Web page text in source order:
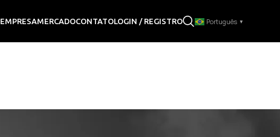
EMPRESAMERCADOCONTATOLOGIN / REGISTRO Português ▼